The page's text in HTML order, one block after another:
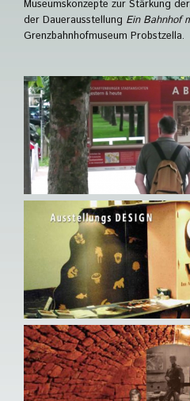
Museumskonzepte zur Stärkung
der Dauerausstellung Ein Bahnhof
Grenzbahnhofmuseum Probstzella.